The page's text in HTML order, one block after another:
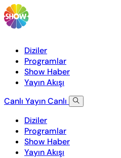
Diziler
Programlar
Show Haber
Yayın Akışı
Canlı YayınCanlı
Diziler
Programlar
Show Haber
Yayın Akışı